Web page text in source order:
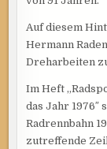
Auf diesem
Hermann
Dreharbeiten
Im Heft
das Jahr 1976″
Radrennbahn
zutreffende